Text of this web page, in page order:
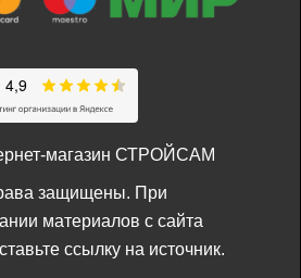
магазин СТРОЙСАМ
защищены. При
материалов с сайта
ссылку на источник.